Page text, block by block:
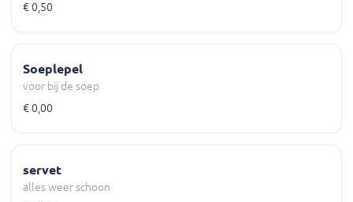
€ 0,50
Soeplepel
voor bij de soep
€ 0,00
servet
alles weer schoon